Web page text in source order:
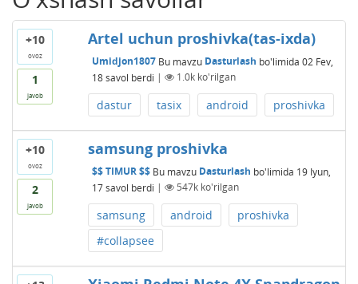
+10
ovoz
1
javob
Artel uchun proshivka(tas-ixda)
Umidjon1807 Bu mavzu Dasturlash bo'limida 02 Fev,
18 savol berdi | 1.0kko'rilgan
dastur tasix android proshivka
+10
ovoz
2
javob
samsung proshivka
$$ TIMUR $$ Bu mavzu Dasturlash bo'limida 19 Iyun,
17 savol berdi | 547kko'rilgan
samsung android
proshivka
#collapsee